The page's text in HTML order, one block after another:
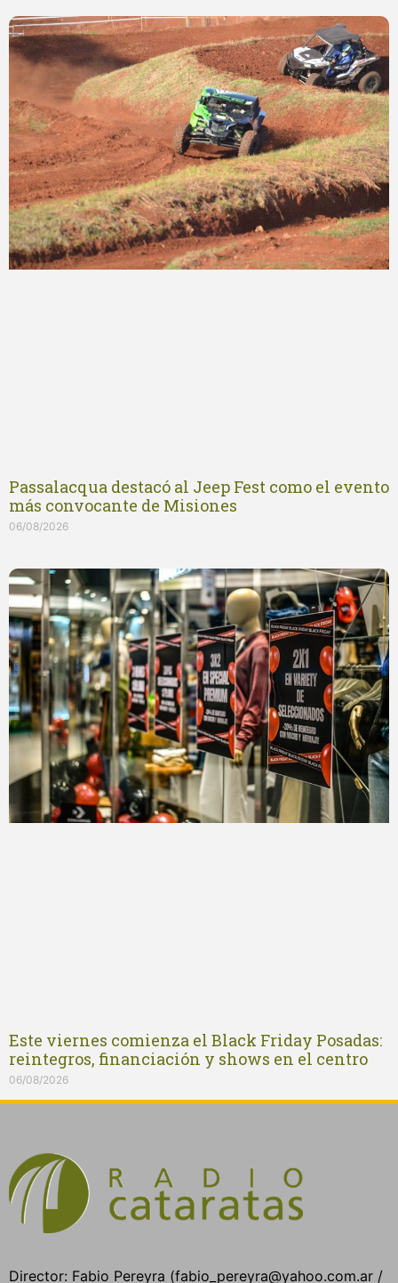
Passalacqua destacó al Jeep Fest como el evento
más convocante de Misiones
06/08/2026
Este viernes comienza el Black Friday Posadas:
reintegros, financiación y shows en el centro
06/08/2026
Director: Fabio Pereyra (fabio_pereyra@yahoo.com.ar /